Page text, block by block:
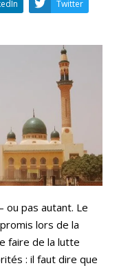
LinkedIn
ou pas autant. Le
lors de la
faire de la lutte
: il faut dire que